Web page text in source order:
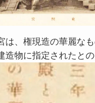
は、権現造の華麗な
造物に指定されたとの